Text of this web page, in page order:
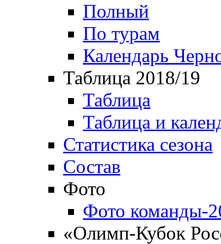
Полный
По турам
Календарь
Таблица 2018/19
Таблица
Таблица и
Статистика сезона
Состав
Фото
Фото команды-
«Олимп-Кубок